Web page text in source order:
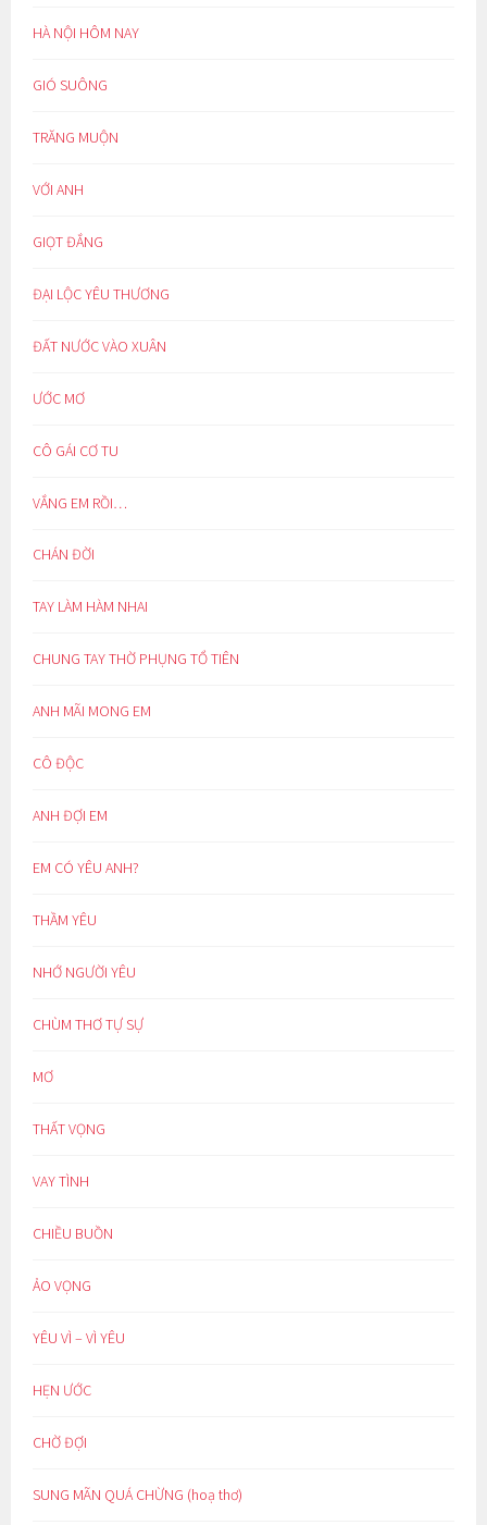
HÀ NỘI HÔM NAY
GIÓ SUÔNG
TRĂNG MUỘN
VỚI ANH
GIỌT ĐẮNG
ĐẠI LỘC YÊU THƯƠNG
ĐẤT NƯỚC VÀO XUÂN
ƯỚC MƠ
CÔ GÁI CƠ TU
VẮNG EM RỒI…
CHÁN ĐỜI
TAY LÀM HÀM NHAI
CHUNG TAY THỜ PHỤNG TỔ TIÊN
ANH MÃI MONG EM
CÔ ĐỘC
ANH ĐỢI EM
EM CÓ YÊU ANH?
THẦM YÊU
NHỚ NGƯỜI YÊU
CHÙM THƠ TỰ SỰ
MƠ
THẤT VỌNG
VAY TÌNH
CHIỀU BUỒN
ẢO VỌNG
YÊU VÌ – VÌ YÊU
HẸN ƯỚC
CHỜ ĐỢI
SUNG MÃN QUÁ CHỪNG (hoạ thơ)